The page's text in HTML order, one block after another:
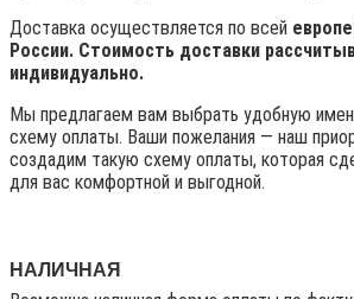
Доставка осуществляется по всей
России. Стоимость доставки
индивидуально.
Мы предлагаем вам выбрать удобную
схему оплаты. Ваши пожелания — наш
создадим такую схему оплаты, которая
для вас комфортной и выгодной.
НАЛИЧНАЯ